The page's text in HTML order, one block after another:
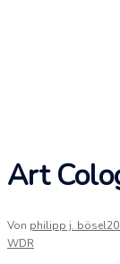
Art
Von philipp j. bösel
WDR